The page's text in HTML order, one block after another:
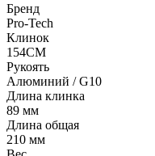
Бренд
Pro-Tech
Клинок
154CM
Рукоять
Алюминий / G10
Длина клинка
89 мм
Длина общая
210 мм